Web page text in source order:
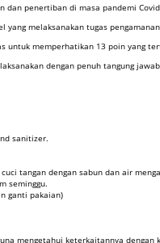
dan penertiban di masa pandemi
melaksanakan tugas
untuk memperhatikan 13 poin yang
dengan penuh tangung
sanitizer.
tangan dengan sabun dan air
seminggu.
ganti pakaian)
mengetahui keterkaitannya dengan